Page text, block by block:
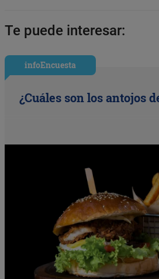
Te puede interesar:
infoEncuesta
¿Cuáles son los antojos